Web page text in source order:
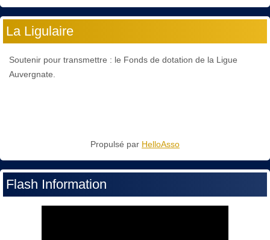
La Ligulaire
Soutenir pour transmettre : le Fonds de dotation de la Ligue
Auvergnate.
Propulsé par HelloAsso
Flash Information